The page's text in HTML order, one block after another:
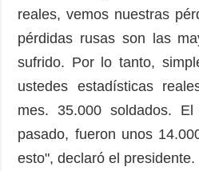
reales, vemos nuestras
pérdidas rusas son las
sufrido. Por lo tanto,
ustedes estadísticas
mes. 35.000 soldados.
pasado, fueron unos
esto", declaró el presidente.